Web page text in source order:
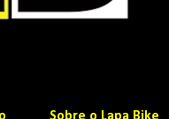
Sobre o Lapa Bike